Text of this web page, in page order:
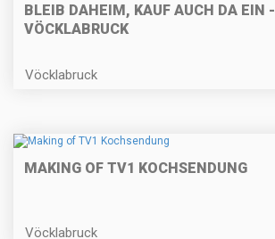
BLEIB DAHEIM, KAUF AUCH DA EIN -
VÖCKLABRUCK
Vöcklabruck
MAKING OF TV1 KOCHSENDUNG
Vöcklabruck